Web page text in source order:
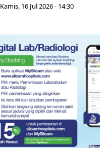
Kamis, 16 Jul 2026 - 14:30